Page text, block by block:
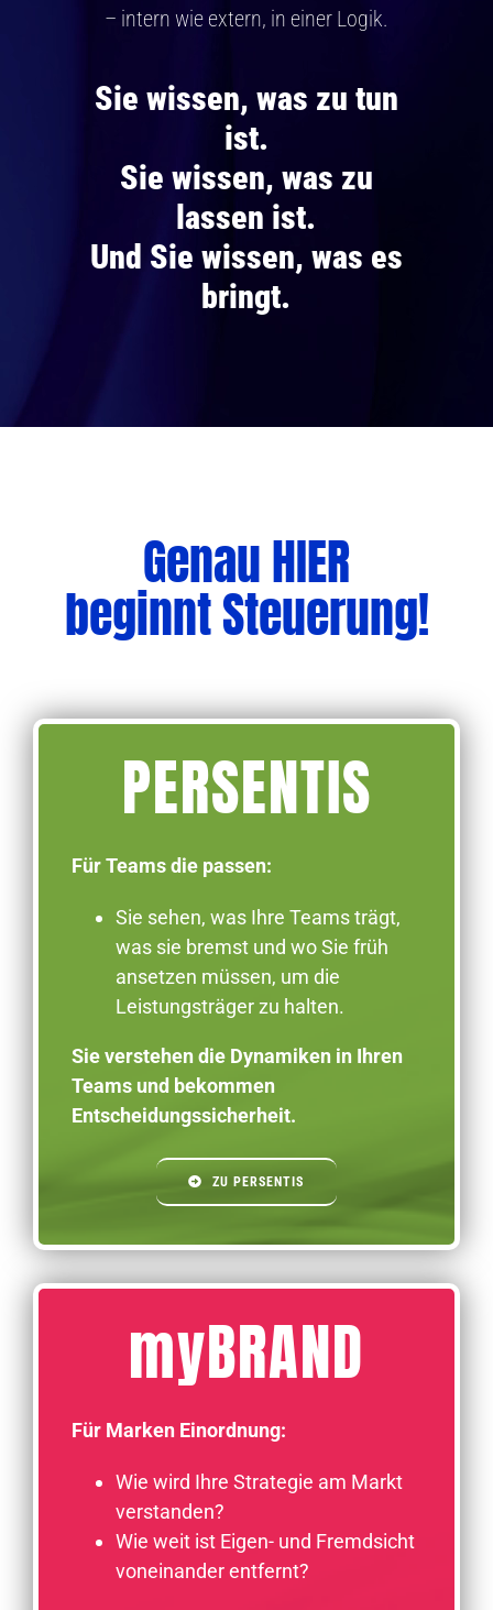
– intern wie extern, in einer Logik.
Sie wissen, was zu tun
ist.
Sie wissen, was zu
lassen ist.
Und Sie wissen, was es
bringt.
Genau HIER
beginnt Steuerung!
PERSENTIS
Für Teams die passen:
Sie sehen, was Ihre Teams trägt,
was sie bremst und wo Sie früh
ansetzen müssen, um die
Leistungsträger zu halten.
Sie verstehen die Dynamiken in Ihren
Teams und bekommen
Entscheidungssicherheit.
ZU PERSENTIS
myBRAND
Für Marken Einordnung:
Wie wird Ihre Strategie am Markt
verstanden?
Wie weit ist Eigen- und Fremdsicht
voneinander entfernt?